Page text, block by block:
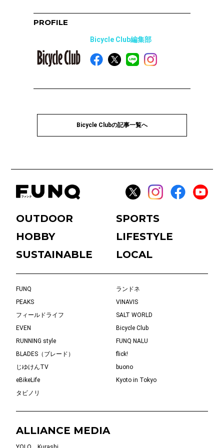
PROFILE
Bicycle Club編集部
Bicycle Clubの記事一覧へ
OUTDOOR
SPORTS
HOBBY
LIFESTYLE
SUSTAINABLE
LOCAL
FUNQ
ランドネ
PEAKS
VINAVIS
フィールドライフ
SALT WORLD
EVEN
Bicycle Club
RUNNING style
FUNQ NALU
BLADES（ブレード）
flick!
じゆけんTV
buono
eBikeLife
Kyoto in Tokyo
タビノリ
ALLIANCE MEDIA